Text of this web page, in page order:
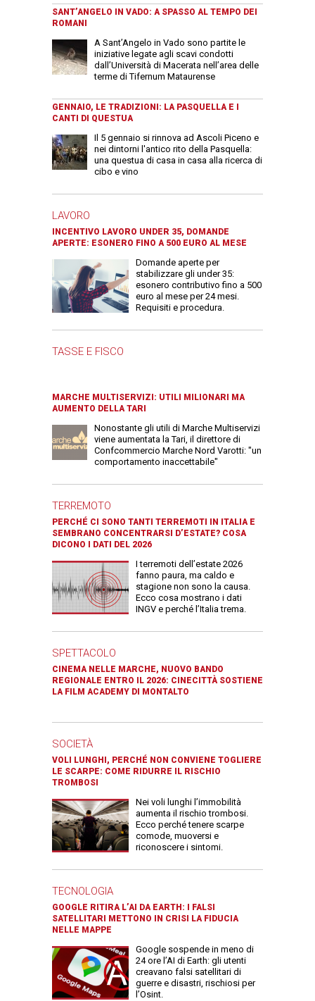
SANT’ANGELO IN VADO: A SPASSO AL TEMPO DEI
ROMANI
A Sant’Angelo in Vado sono partite le
iniziative legate agli scavi condotti
dall’Università di Macerata nell’area delle
terme di Tifernum Mataurense
GENNAIO, LE TRADIZIONI: LA PASQUELLA E I
CANTI DI QUESTUA
Il 5 gennaio si rinnova ad Ascoli Piceno e
nei dintorni l'antico rito della Pasquella:
una questua di casa in casa alla ricerca di
cibo e vino
LAVORO
INCENTIVO LAVORO UNDER 35, DOMANDE
APERTE: ESONERO FINO A 500 EURO AL MESE
Domande aperte per
stabilizzare gli under 35:
esonero contributivo fino a 500
euro al mese per 24 mesi.
Requisiti e procedura.
TASSE E FISCO
MARCHE MULTISERVIZI: UTILI MILIONARI MA
AUMENTO DELLA TARI
Nonostante gli utili di Marche Multiservizi
viene aumentata la Tari, il direttore di
Confcommercio Marche Nord Varotti: "un
comportamento inaccettabile"
TERREMOTO
PERCHÉ CI SONO TANTI TERREMOTI IN ITALIA E
SEMBRANO CONCENTRARSI D’ESTATE? COSA
DICONO I DATI DEL 2026
I terremoti dell’estate 2026
fanno paura, ma caldo e
stagione non sono la causa.
Ecco cosa mostrano i dati
INGV e perché l’Italia trema.
SPETTACOLO
CINEMA NELLE MARCHE, NUOVO BANDO
REGIONALE ENTRO IL 2026: CINECITTÀ SOSTIENE
LA FILM ACADEMY DI MONTALTO
SOCIETÀ
VOLI LUNGHI, PERCHÉ NON CONVIENE TOGLIERE
LE SCARPE: COME RIDURRE IL RISCHIO
TROMBOSI
Nei voli lunghi l’immobilità
aumenta il rischio trombosi.
Ecco perché tenere scarpe
comode, muoversi e
riconoscere i sintomi.
TECNOLOGIA
GOOGLE RITIRA L’AI DA EARTH: I FALSI
SATELLITARI METTONO IN CRISI LA FIDUCIA
NELLE MAPPE
Google sospende in meno di
24 ore l’AI di Earth: gli utenti
creavano falsi satellitari di
guerre e disastri, rischiosi per
l’Osint.